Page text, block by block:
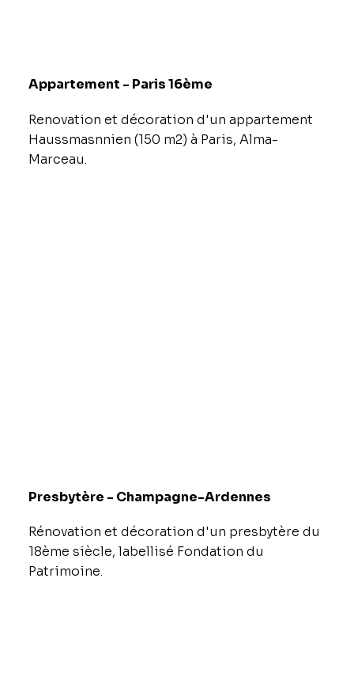
Renovation et décoration d'un appartement
Haussmasnnien (150 m2) à Paris, Alma-
Marceau.
Appartement - Paris 16ème
Rénovation et décoration d'un presbytère du
18ème siècle, labellisé Fondation du
Patrimoine.
Presbytère - Champagne-Ardennes